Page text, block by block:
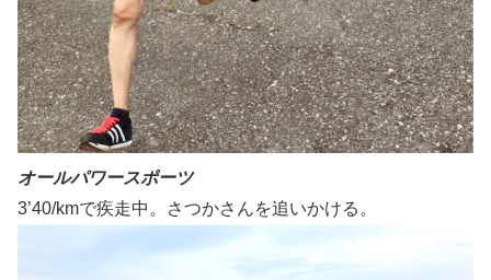
オールパワースポーツ
3’40/kmで疾走中。さつかさんを追いかける。